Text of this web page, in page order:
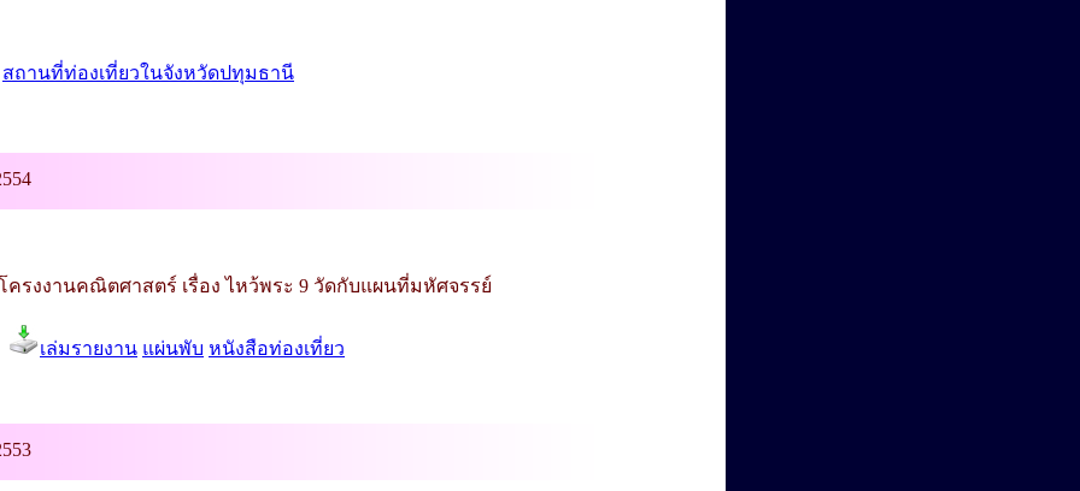
สถานที่ท่องเที่ยวในจังหวัดปทุมธานี
ครงงานคณิตศาสตร์ เรื่อง ไหว้พระ 9 วัดกับแผนที่มหัศจรรย์
เล่มรายงาน แผ่นพับ หนังสือท่องเที่ยว